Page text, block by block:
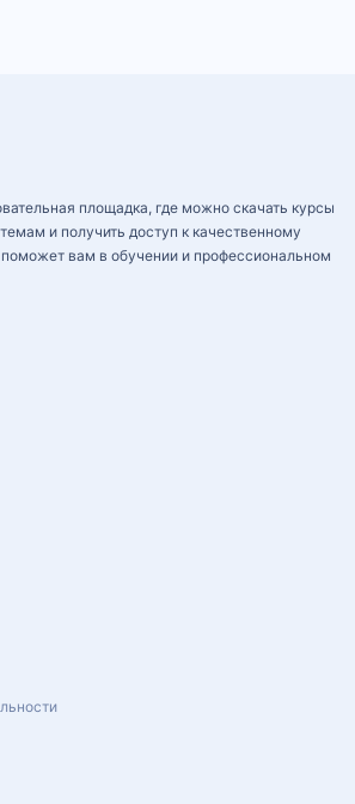
площадка, где можно скачать курсы
и получить доступ к качественному
вам в обучении и профессиональном